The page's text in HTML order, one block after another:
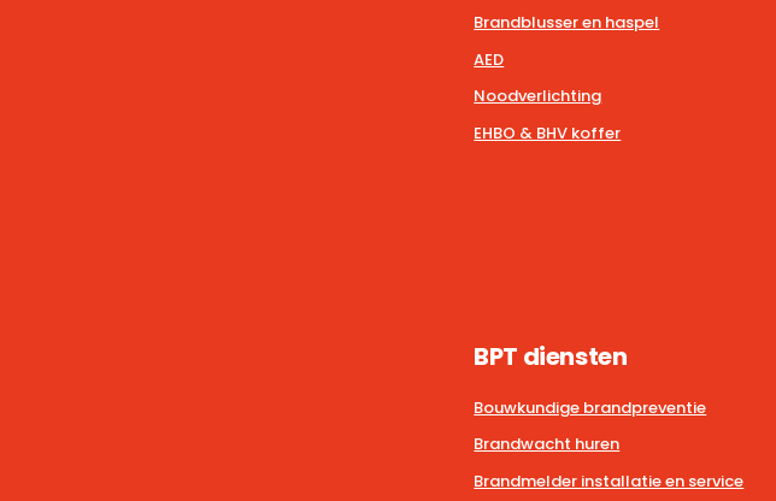
Brandblusser en haspel
AED
Noodverlichting
EHBO & BHV koffer
BPT diensten
Bouwkundige brandpreventie
Brandwacht huren
Brandmelder installatie en service